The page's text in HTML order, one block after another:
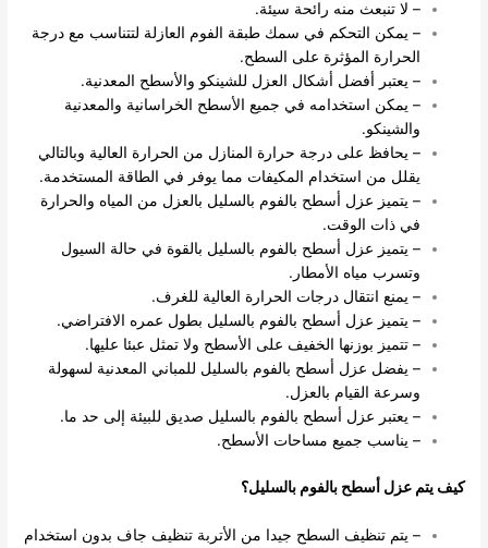
– لا تنبعث منه رائحة سيئة.
– يمكن التحكم في سمك طبقة الفوم العازلة لتتناسب مع درجة
الحرارة المؤثرة على السطح.
– يعتبر أفضل أشكال العزل للشينكو والأسطح المعدنية.
– يمكن استخدامه في جميع الأسطح الخراسانية والمعدنية
والشينكو.
– يحافظ على درجة حرارة المنازل من الحرارة العالية وبالتالي
يقلل من استخدام المكيفات مما يوفر في الطاقة المستخدمة.
– يتميز عزل أسطح بالفوم بالسليل بالعزل من المياه والحرارة
في ذات الوقت.
– يتميز عزل أسطح بالفوم بالسليل بالقوة في حالة السيول
وتسرب مياه الأمطار.
– يمنع انتقال درجات الحرارة العالية للغرف.
– يتميز عزل أسطح بالفوم بالسليل بطول عمره الافتراضي.
– تتميز بوزنها الخفيف على الأسطح ولا تمثل عبئا عليها.
– يفضل عزل أسطح بالفوم بالسليل للمباني المعدنية لسهولة
وسرعة القيام بالعزل.
– يعتبر عزل أسطح بالفوم بالسليل صديق للبيئة إلى حد ما.
– يناسب جميع مساحات الأسطح.
كيف يتم عزل أسطح بالفوم بالسليل؟
– يتم تنظيف السطح جيدا من الأتربة تنظيف جاف بدون استخدام